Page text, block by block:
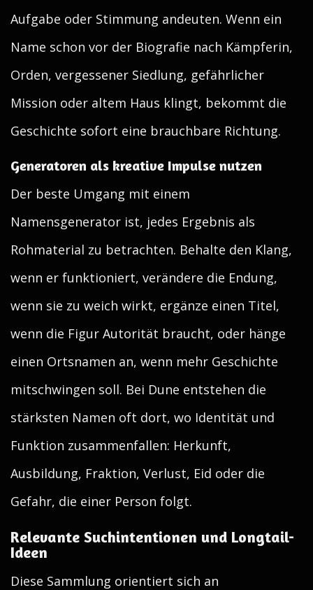
Aufgabe oder Stimmung andeuten. Wenn ein
Name schon vor der Biografie nach Kämpferin,
Orden, vergessener Siedlung, gefährlicher
Mission oder altem Haus klingt, bekommt die
Geschichte sofort eine brauchbare Richtung.
Generatoren als kreative Impulse nutzen
Der beste Umgang mit einem
Namensgenerator ist, jedes Ergebnis als
Rohmaterial zu betrachten. Behalte den Klang,
wenn er funktioniert, verändere die Endung,
wenn sie zu weich wirkt, ergänze einen Titel,
wenn die Figur Autorität braucht, oder hänge
einen Ortsnamen an, wenn mehr Geschichte
mitschwingen soll. Bei Dune entstehen die
stärksten Namen oft dort, wo Identität und
Funktion zusammenfallen: Herkunft,
Ausbildung, Fraktion, Verlust, Eid oder die
Gefahr, die einer Person folgt.
Relevante Suchintentionen und Longtail-
Ideen
Diese Sammlung orientiert sich an